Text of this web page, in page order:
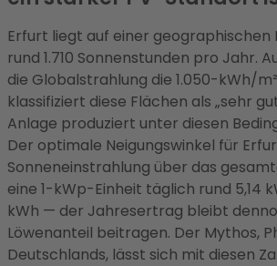
Erfurt liegt auf einer geographischen
rund 1.710 Sonnenstunden pro
die Globalstrahlung die 1.050-kWh/
klassifiziert diese Flächen als „sehr
Anlage produziert unter diesen
Der optimale Neigungswinkel für
Sonneneinstrahlung über das
eine 1-kWp-Einheit täglich rund 5,14
kWh — der Jahresertrag bleibt
Löwenanteil beitragen. Der Mythos,
Deutschlands, lässt sich mit diesen